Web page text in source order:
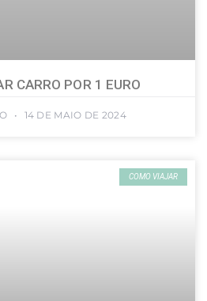
CARRO POR 1 EURO
14 DE MAIO DE 2024
COMO VIAJAR